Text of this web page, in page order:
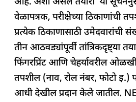
वेळापत्रक, परीक्षेच्या ठिकाणांची
प्रत्येक ठिकाणासाठी उमेदवारांची
तीन आठवड्यांपूर्वी तांत्रिकदृष्ट्या
फिंगरप्रिंट आणि चेहर्यावरील
तपशील (नाव, रोल नंबर, फोटो इ.)
आधी देखील प्रदान केले जातील.